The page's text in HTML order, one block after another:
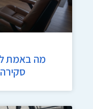
מה באמת